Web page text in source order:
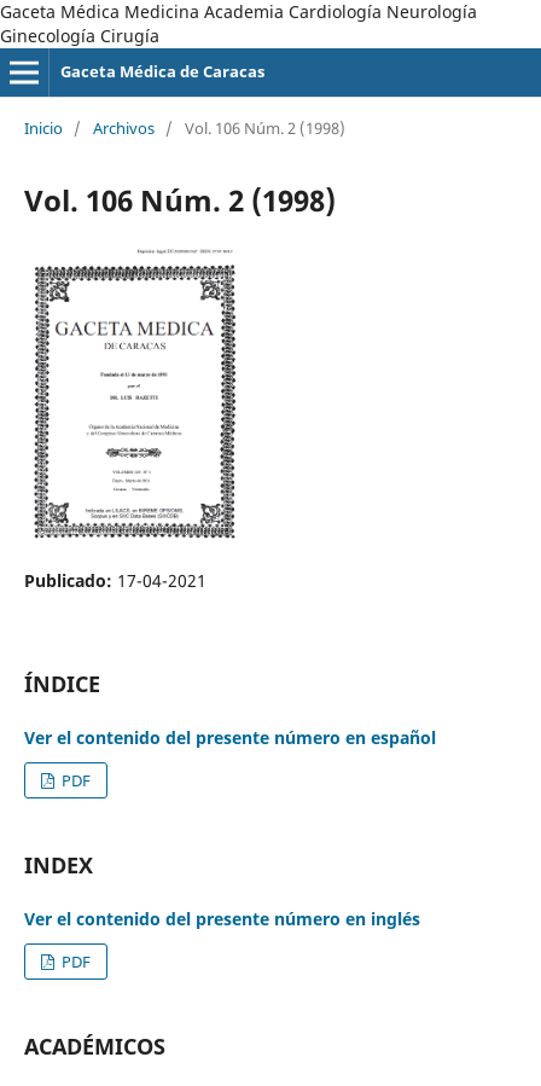
Gaceta Médica Medicina Academia Cardiología Neurología
Ginecología Cirugía
Gaceta Médica de Caracas
Inicio / Archivos / Vol. 106 Núm. 2 (1998)
Vol. 106 Núm. 2 (1998)
Publicado: 17-04-2021
ÍNDICE
Ver el contenido del presente número en español
PDF
INDEX
Ver el contenido del presente número en inglés
PDF
ACADÉMICOS